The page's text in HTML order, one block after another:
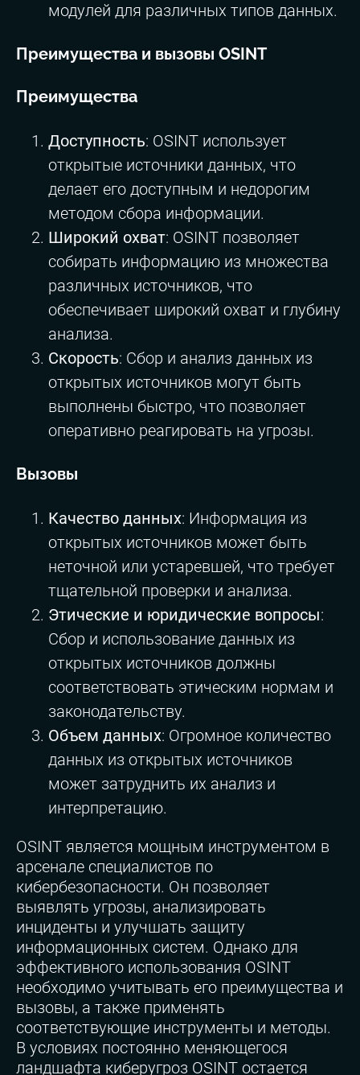
модулей для различных типов данных.
Преимущества и вызовы OSINT
Преимущества
Доступность: OSINT использует
открытые источники данных, что
делает его доступным и недорогим
методом сбора информации.
Широкий охват: OSINT позволяет
собирать информацию из множества
различных источников, что
обеспечивает широкий охват и глубину
анализа.
Скорость: Сбор и анализ данных из
открытых источников могут быть
выполнены быстро, что позволяет
оперативно реагировать на угрозы.
Вызовы
Качество данных: Информация из
открытых источников может быть
неточной или устаревшей, что требует
тщательной проверки и анализа.
Этические и юридические вопросы:
Сбор и использование данных из
открытых источников должны
соответствовать этическим нормам и
законодательству.
Объем данных: Огромное количество
данных из открытых источников
может затруднить их анализ и
интерпретацию.
OSINT является мощным инструментом в
арсенале специалистов по
кибербезопасности. Он позволяет
выявлять угрозы, анализировать
инциденты и улучшать защиту
информационных систем. Однако для
эффективного использования OSINT
необходимо учитывать его преимущества и
вызовы, а также применять
соответствующие инструменты и методы.
В условиях постоянно меняющегося
ландшафта киберугроз OSINT остается